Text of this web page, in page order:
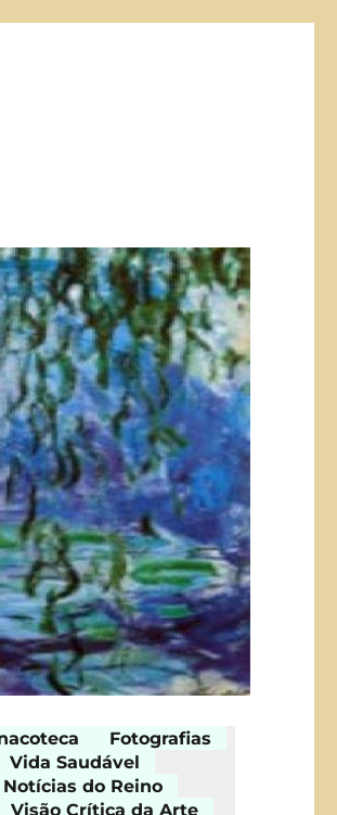
Fotografias
Vida Saudável
Notícias do Reino
Visão Crítica da Arte